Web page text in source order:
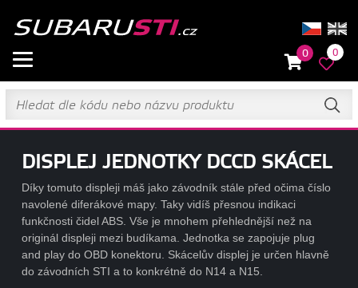
0 0
DISPLEJ JEDNOTKY DCCD SKÁCEL
Díky tomuto displeji máš jako závodník stále před očima číslo
navolené diferákové mapy. Taky vidíš přesnou indikaci
funkčnosti čidel ABS. Vše je mnohem přehlednější než na
originál displeji mezi budíkama. Jednotka se zapojuje plug
and play do OBD konektoru. Skácelův displej je určen hlavně
do závodních STI a to konkrétně do N14 a N15.